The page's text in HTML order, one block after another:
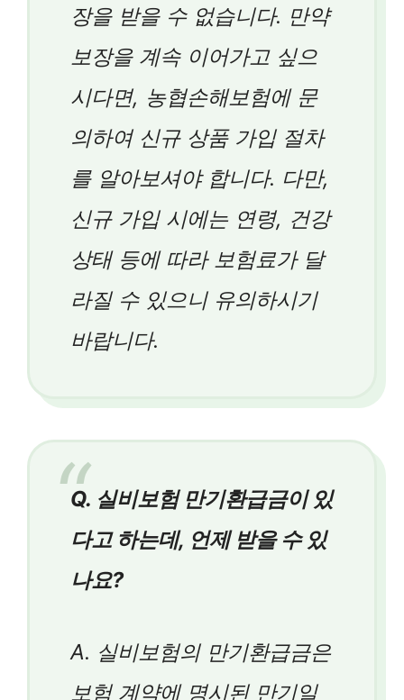
장을 받을 수 없습니다. 만약
보장을 계속 이어가고 싶으
시다면, 농협손해보험에 문
의하여 신규 상품 가입 절차
를 알아보셔야 합니다. 다만,
신규 가입 시에는 연령, 건강
상태 등에 따라 보험료가 달
라질 수 있으니 유의하시기
바랍니다.
Q. 실비보험 만기환급금이 있
다고 하는데, 언제 받을 수 있
나요?
A. 실비보험의 만기환급금은
보험 계약에 명시된 만기일